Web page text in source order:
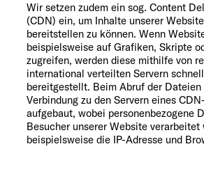
Wir setzen zudem ein sog. Content
(CDN) ein, um Inhalte unserer
bereitstellen zu können. Wenn
beispielsweise auf Grafiken, Skripte
zugreifen, werden diese mithilfe von
international verteilten Servern
bereitgestellt. Beim Abruf der
Verbindung zu den Servern eines
aufgebaut, wobei personenbezogene
Besucher unserer Website verarbeitet
beispielsweise die IP-Adresse und